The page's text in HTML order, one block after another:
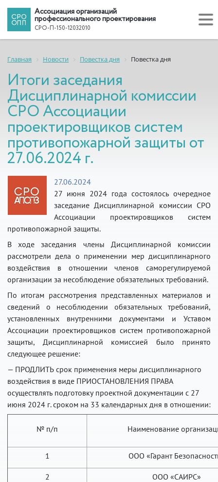
Ассоциация организаций
профессионального проектирования
СРО-П-150-12032010
Главная Новости Повестка дня Повестка дня
Итоги заседания
Дисциплинарной комиссии
СРО Ассоциации
проектировщиков систем
противопожарной защиты от
27.06.2024 г.
27.06.2024
27 июня 2024 года состоялось очередное
заседание Дисциплинарной комиссии СРО
Ассоциации проектировщиков систем
противопожарной защиты.
В ходе заседания члены Дисциплинарной комиссии
рассмотрели дела о применении мер дисциплинарного
воздействия в отношении членов саморегулируемой
организации за несоблюдение обязательных требований.
По итогам рассмотрения представленных материалов и
сведений о несоблюдении обязательных требований,
установленных внутренними документами и Уставом
Ассоциации проектировщиков систем противопожарной
защиты, Дисциплинарной комиссией было принято
следующее решение:
— ПРОДЛИТЬ срок применения меры дисциплинарного
воздействия в виде ПРИОСТАНОВЛЕНИЯ ПРАВА
осуществлять подготовку проектной документации с 27
июня 2024 г. сроком на 33 календарных дня в отношении:
№ п/п Наименование
1 ООО «Гарант
2 ООО «САИРС»